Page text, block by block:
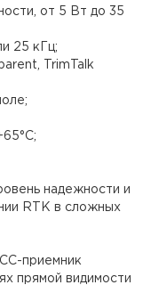
от 5 Вт до 35
25 кГц;
TrimTalk
надежности и
RTK в сложных
приемник
прямой видимости